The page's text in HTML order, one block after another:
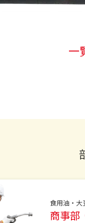
一
食用油・大
商事部